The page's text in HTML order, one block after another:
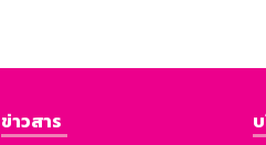
ข่าวสาร